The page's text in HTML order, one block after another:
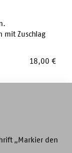
mit Zuschlag
18,00€